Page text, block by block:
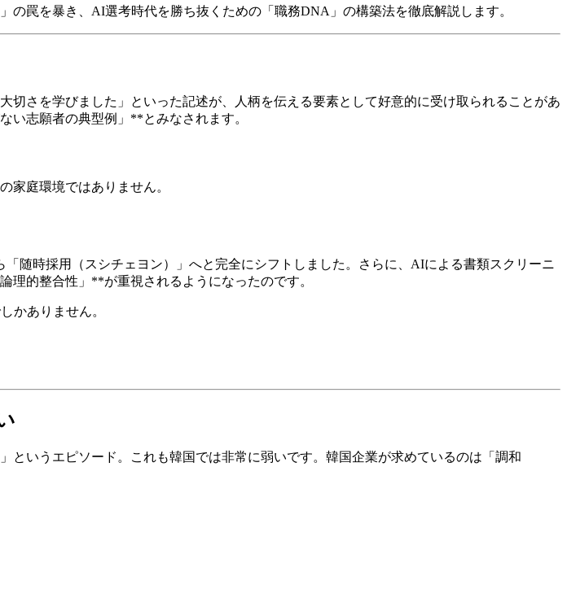
罠を暴き、AI選考時代を勝ち抜くための「職務DNA」の構築法を徹底解説します。
さを学びました」といった記述が、人柄を伝える要素として好意的に受け取られることがあ
い志願者の典型例」**とみなされます。
家庭環境ではありません。
随時採用（スシチェヨン）」へと完全にシフトしました。さらに、AIによる書類スクリーニ
理的整合性」**が重視されるようになったのです。
かありません。
いうエピソード。これも韓国では非常に弱いです。韓国企業が求めているのは「調和